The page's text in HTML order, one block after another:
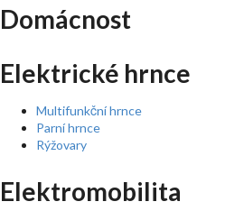
Domácnost
Elektrické hrnce
Multifunkční hrnce
Parní hrnce
Rýžovary
Elektromobilita